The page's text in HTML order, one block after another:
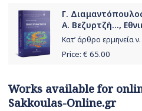
Γ.
Α. Βεζυρτζή...,
Κατ’ άρθρο ερμηνεία
Price: € 65.00
Works available for
Sakkoulas-Online.gr